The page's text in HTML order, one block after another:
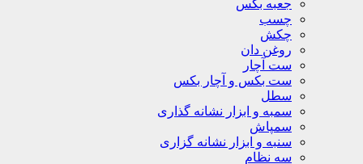
جعبه بکس
چسب
چکش
روغن دان
ست آچار
ست بکس و آچار بکس
سطل
سمبه و ابزار نشانه گذاری
سمپاش
سنبه و ابزار نشانه گزاری
سه نظام